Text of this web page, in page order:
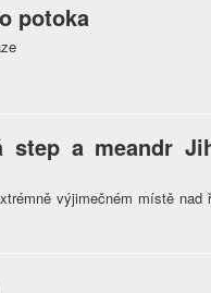
potoka
step a meandr
výjimečném místě nad